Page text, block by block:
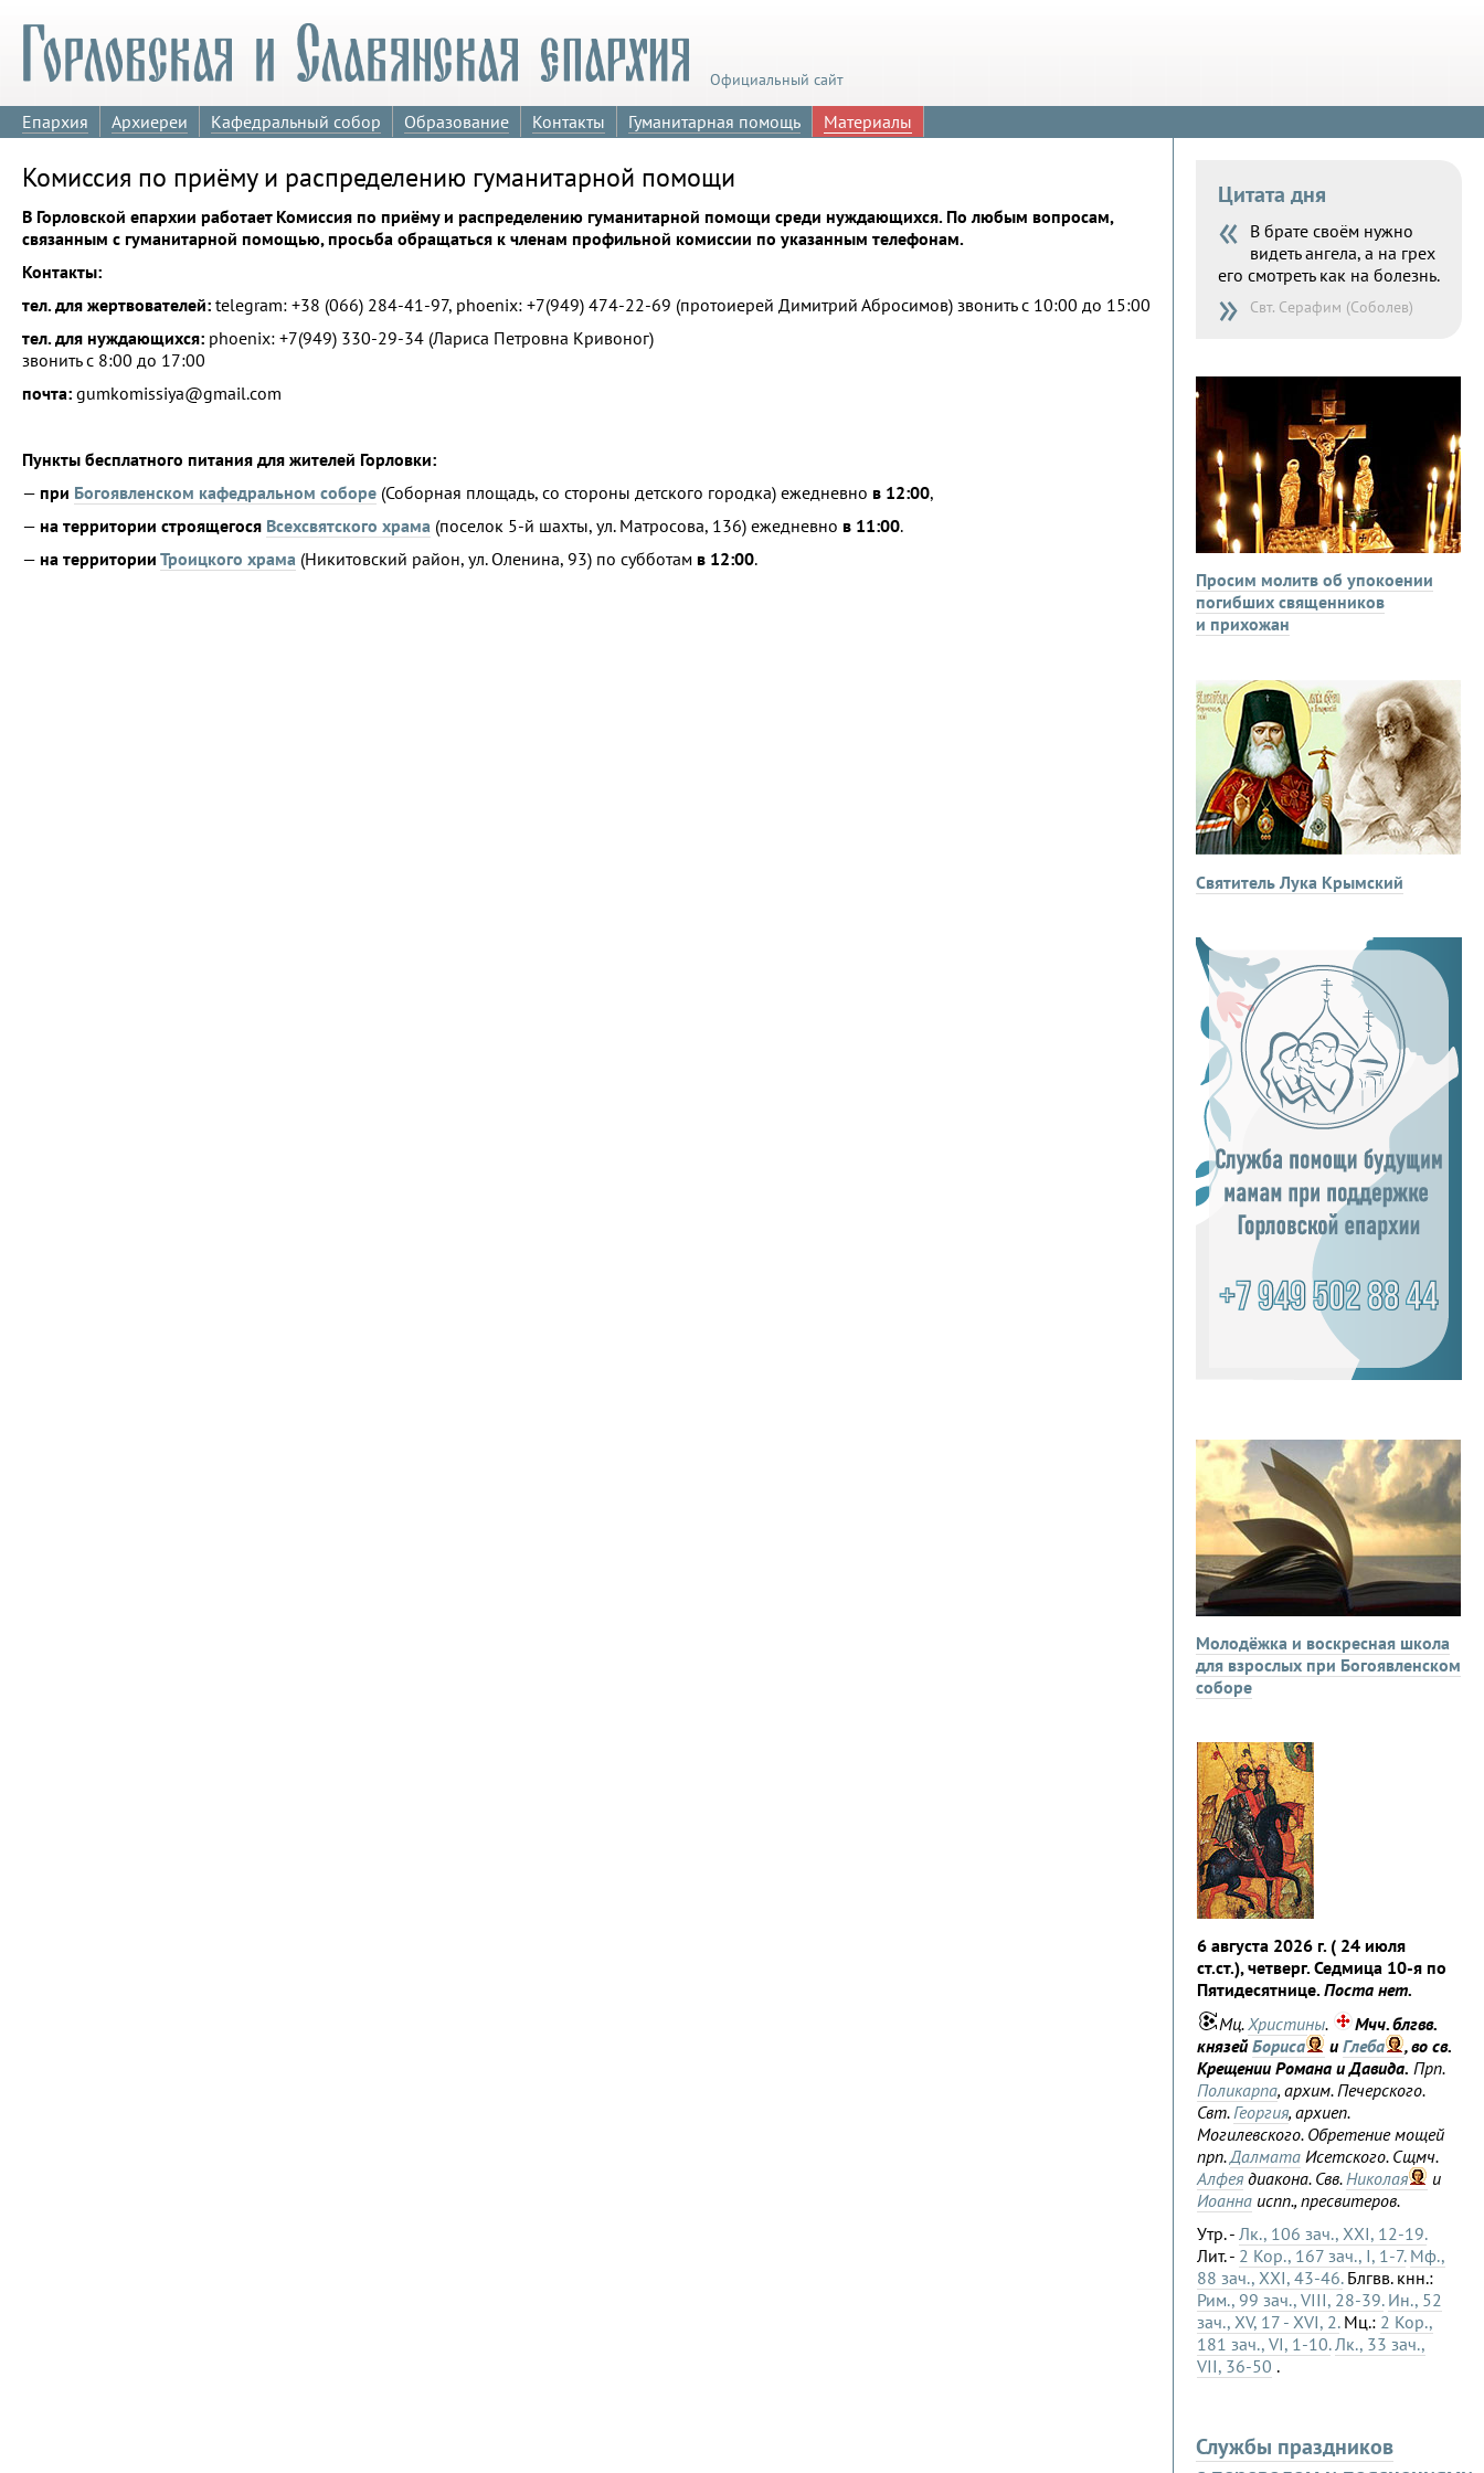
Официальный сайт
Епархия Архиереи Кафедральный собор Образование Контакты Гуманитарная помощь Материалы
Комиссия по приёму и распределению гуманитарной помощи
В Горловской епархии работает Комиссия по приёму и распределению гуманитарной помощи среди нуждающихся. По любым вопросам,
связанным с гуманитарной помощью, просьба обращаться к членам профильной комиссии по указанным телефонам.
Контакты:
тел. для жертвователей: telegram: +38 (066) 284-41-97, phoenix: +7(949) 474-22-69 (протоиерей Димитрий Абросимов) звонить с 10:00 до 15:00
тел. для нуждающихся: phoenix: +7(949) 330-29-34 (Лариса Петровна Кривоног)
звонить с 8:00 до 17:00
почта: gumkomissiya@gmail.com
Пункты бесплатного питания для жителей Горловки:
— при Богоявленском кафедральном соборе (Соборная площадь, со стороны детского городка) ежедневно в 12:00,
— на территории строящегося Всехсвятского храма (поселок 5-й шахты, ул. Матросова, 136) ежедневно в 11:00.
— на территории Троицкого храма (Никитовский район, ул. Оленина, 93) по субботам в 12:00.
Цитата дня
« В брате своём нужно
видеть ангела, а на грех
его смотреть как на болезнь.
» Свт. Серафим (Соболев)
Просим молитв об упокоении
погибших священников
и прихожан
Святитель Лука Крымский
Молодёжка и воскресная школа
для взрослых при Богоявленском
соборе
6 августа 2026 г. ( 24 июля
ст.ст.), четверг. Седмица 10-я по
Пятидесятнице.Поста нет.
Мц.Христины.
Мчч. блгвв.
князейБориса иГлеба
, во св.
Крещении Романа и Давида. Прп.
Поликарпа, архим. Печерского.
Свт.Георгия, архиеп.
Могилевского. Обретение мощей
прп.Далмата Исетского. Сщмч.
Алфея диакона. Свв.Николая
и
Иоанна испп., пресвитеров.
Утр. - Лк., 106 зач., XXI, 12-19.
Лит. - 2 Кор., 167 зач., I, 1-7. Мф.,
88 зач., XXI, 43-46.Блгвв. кнн.:
Рим., 99 зач., VIII, 28-39. Ин., 52
зач., XV, 17 - XVI, 2.Мц.: 2 Кор.,
181 зач., VI, 1-10. Лк., 33 зач.,
VII, 36-50 .
Службы праздников